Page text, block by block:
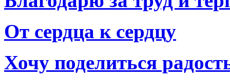
От сердца к сердцу
Хочу поделиться